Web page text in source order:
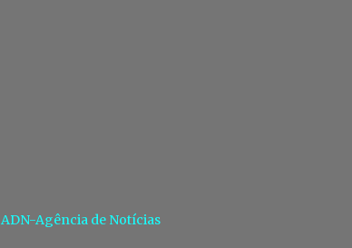
ADN-Agência de Notícias